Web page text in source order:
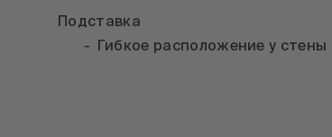
Подставка
Гибкое расположение у стены